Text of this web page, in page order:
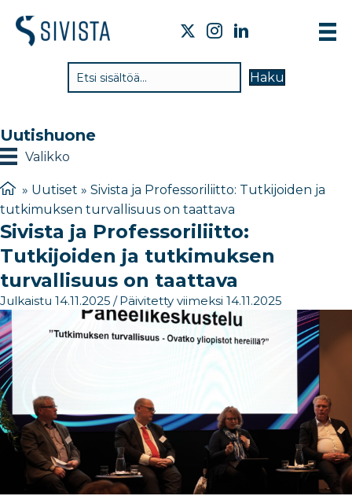
Haku
Uutishuone
Valikko
» Uutiset » Sivista ja Professoriliitto: Tutkijoiden ja
tutkimuksen turvallisuus on taattava
Sivista ja Professoriliitto:
Tutkijoiden ja tutkimuksen
turvallisuus on taattava
Julkaistu 14.11.2025 / Päivitetty viimeksi 14.11.2025